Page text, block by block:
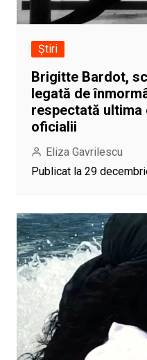
Știri
Brigitte Bardot,
legată de
respectată ultima
oficialii
Eliza Gavrilescu
Publicat la 29